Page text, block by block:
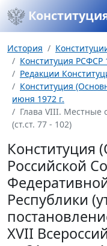
История
Конституция РСФСР
Редакции
Конституция
июня 1972 г.
Глава VIII. Местные
(ст.ст. 77 - 102)
Конституция
Российской
Республики
XVII